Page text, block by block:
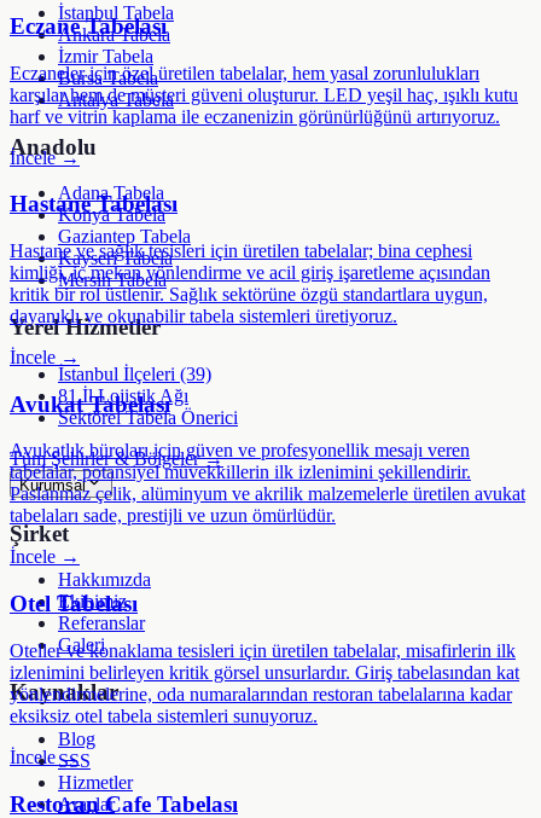
İstanbul Tabela
Ankara Tabela
İzmir Tabela
Bursa Tabela
Antalya Tabela
Anadolu
Adana Tabela
Konya Tabela
Gaziantep Tabela
Kayseri Tabela
Mersin Tabela
Yerel Hizmetler
İstanbul İlçeleri (39)
81 İl Lojistik Ağı
Sektörel Tabela Önerici
Tüm Şehirler & Bölgeler →
Kurumsal
Şirket
Hakkımızda
Ekibimiz
Referanslar
Galeri
Kaynaklar
Blog
SSS
Hizmetler
Araçlar
Eczane Tabelası
Eczaneler için özel üretilen tabelalar, hem yasal zorunlulukları
karşılar hem de müşteri güveni oluşturur. LED yeşil haç, ışıklı kutu
harf ve vitrin kaplama ile eczanenizin görünürlüğünü artırıyoruz.
İncele →
Hastane Tabelası
Hastane ve sağlık tesisleri için üretilen tabelalar; bina cephesi
kimliği, iç mekan yönlendirme ve acil giriş işaretleme açısından
kritik bir rol üstlenir. Sağlık sektörüne özgü standartlara uygun,
dayanıklı ve okunabilir tabela sistemleri üretiyoruz.
İncele →
Avukat Tabelası
Avukatlık büroları için güven ve profesyonellik mesajı veren
tabelalar, potansiyel müvekkillerin ilk izlenimini şekillendirir.
Paslanmaz çelik, alüminyum ve akrilik malzemelerle üretilen avukat
tabelaları sade, prestijli ve uzun ömürlüdür.
İncele →
Otel Tabelası
Oteller ve konaklama tesisleri için üretilen tabelalar, misafirlerin ilk
izlenimini belirleyen kritik görsel unsurlardır. Giriş tabelasından kat
yönlendirmelerine, oda numaralarından restoran tabelalarına kadar
eksiksiz otel tabela sistemleri sunuyoruz.
İncele →
Restoran Cafe Tabelası